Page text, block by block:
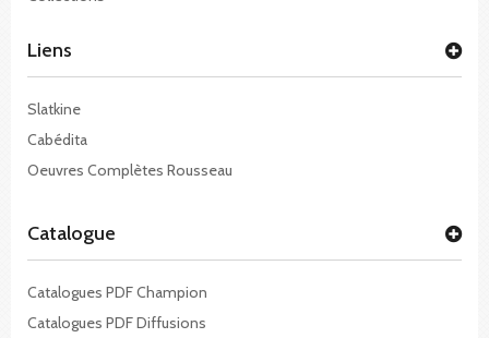
Liens
Slatkine
Cabédita
Oeuvres Complètes Rousseau
Catalogue
Catalogues PDF Champion
Catalogues PDF Diffusions